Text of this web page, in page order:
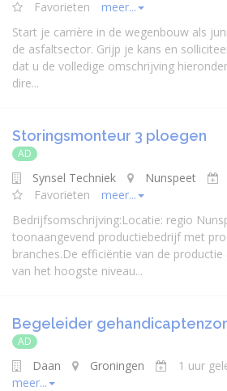
Favorieten
meer...
Start je carrière in de wegenbouw als
de asfaltsector. Grijp je kans en
dat u de volledige omschrijving
dire...
Storingsmonteur 3 ploegen
AD
Synsel Techniek Nunspeet
Favorieten
meer...
Bedrijfsomschrijving:Locatie: regio
toonaangevend productiebedrijf met
branches.De efficiëntie van de
van het hoogste niveau...
Begeleider
AD
Daan Groningen 1 uur
meer...